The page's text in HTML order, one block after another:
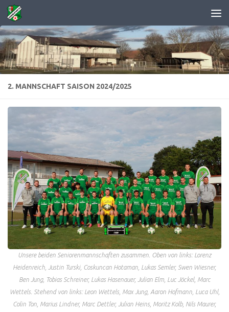
Zum Inhalt springen
2. MANNSCHAFT SAISON 2024/2025
Unsere beiden Seniorenmannschaften zusammen. Oben von links: Lorenz
Heidenreich, Justin Turski, Coskuncan Hotaman, Lukas Semler, Swen Wiesner,
Ben Jung, Tobias Schreiner, Lukas Hasenauer, Julian Elm, Luc Jöckel, Marc
Wettels. Stehend von links: Leon Wettels, Max Jung, Aaron Hofmann, Luca Uhl,
Colin Ton, Marius Lindner, Marc Dettler, Julian Heins, Moritz Kolb, Nils Maurer,